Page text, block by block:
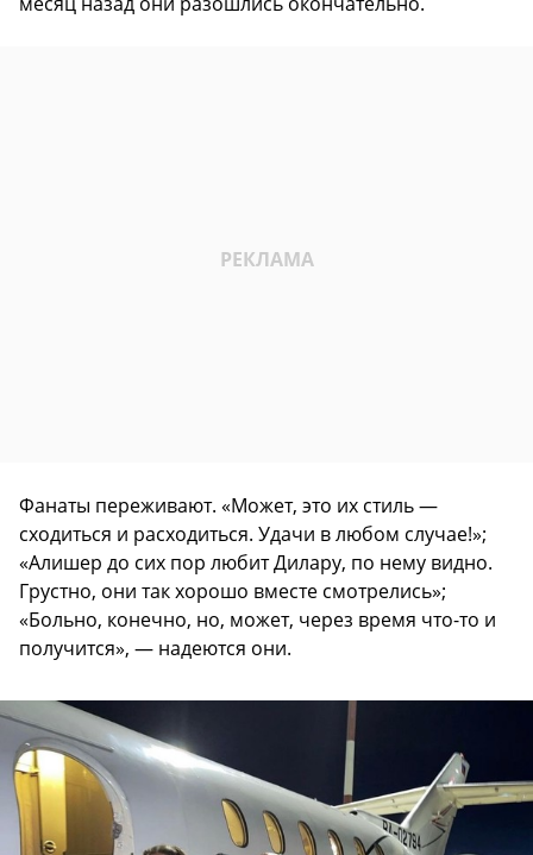
Фанаты переживают. «Может, это их стиль —
сходиться и расходиться. Удачи в любом случае!»;
«Алишер до сих пор любит Дилару, по нему видно.
Грустно, они так хорошо вместе смотрелись»;
«Больно, конечно, но, может, через время что-то и
получится», — надеются они.